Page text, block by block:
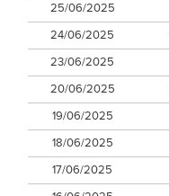
25/06/2025
24/06/2025
23/06/2025
20/06/2025
19/06/2025
18/06/2025
17/06/2025